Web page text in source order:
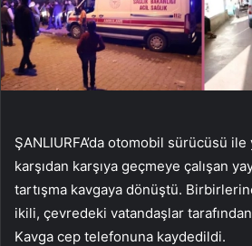
ŞANLIURFA’da otomobil sürücüsü
karşıdan karşıya geçmeye çalışan
tartışma kavgaya dönüştü.
ikili, çevredeki vatandaşlar
Kavga cep telefonuna kaydedildi.